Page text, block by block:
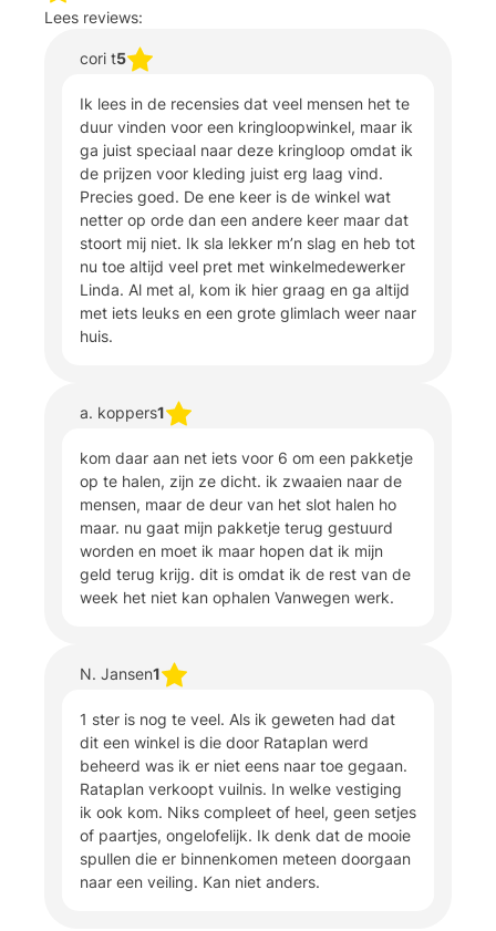
Lees reviews:
cori t5
Ik lees in de recensies dat veel mensen het te
duur vinden voor een kringloopwinkel, maar ik
ga juist speciaal naar deze kringloop omdat ik
de prijzen voor kleding juist erg laag vind.
Precies goed. De ene keer is de winkel wat
netter op orde dan een andere keer maar dat
stoort mij niet. Ik sla lekker m’n slag en heb tot
nu toe altijd veel pret met winkelmedewerker
Linda. Al met al, kom ik hier graag en ga altijd
met iets leuks en een grote glimlach weer naar
huis.
a. koppers1
kom daar aan net iets voor 6 om een pakketje
op te halen, zijn ze dicht. ik zwaaien naar de
mensen, maar de deur van het slot halen ho
maar. nu gaat mijn pakketje terug gestuurd
worden en moet ik maar hopen dat ik mijn
geld terug krijg. dit is omdat ik de rest van de
week het niet kan ophalen Vanwegen werk.
N. Jansen1
1 ster is nog te veel. Als ik geweten had dat
dit een winkel is die door Rataplan werd
beheerd was ik er niet eens naar toe gegaan.
Rataplan verkoopt vuilnis. In welke vestiging
ik ook kom. Niks compleet of heel, geen setjes
of paartjes, ongelofelijk. Ik denk dat de mooie
spullen die er binnenkomen meteen doorgaan
naar een veiling. Kan niet anders.